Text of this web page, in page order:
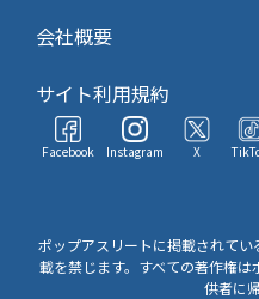
会社概要
サイト利用規約
Facebook Instagram X
ポップアスリートに掲載されて
載を禁じます。すべての著作権
供者に